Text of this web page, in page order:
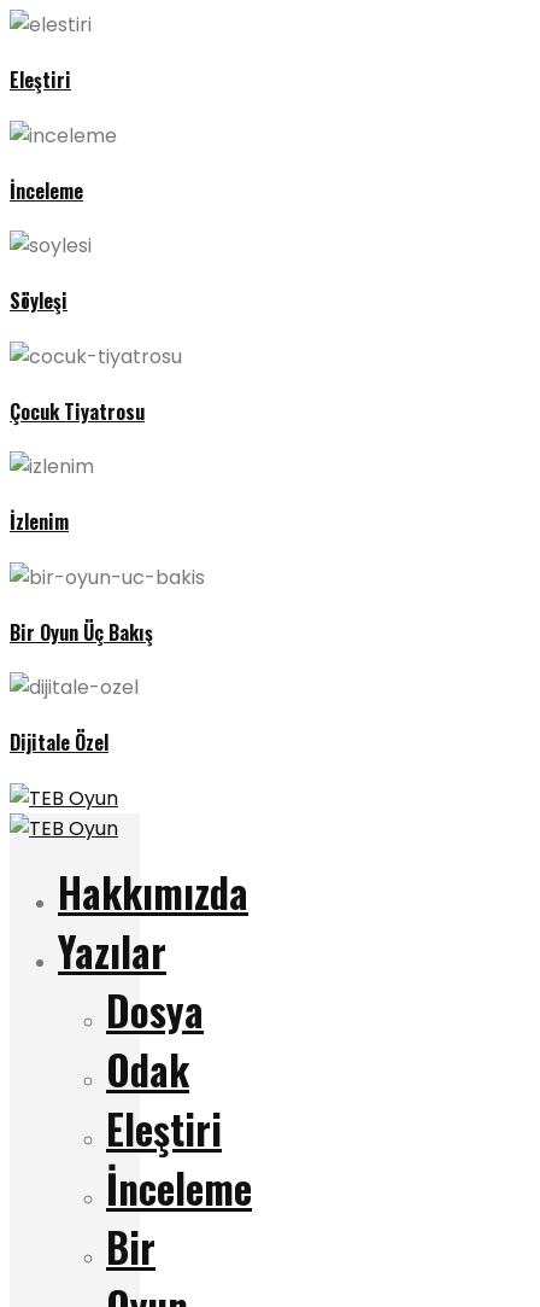
Eleştiri
İnceleme
Söyleşi
Çocuk Tiyatrosu
İzlenim
Bir Oyun Üç Bakış
Dijitale Özel
Hakkımızda
Yazılar
Dosya
Odak
Eleştiri
İnceleme
Bir